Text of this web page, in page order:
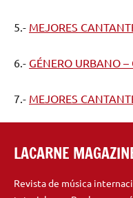
5.- MEJORES
6.- GÉNERO URBANO –
7.- MEJORES
LACARNE
Revista de música